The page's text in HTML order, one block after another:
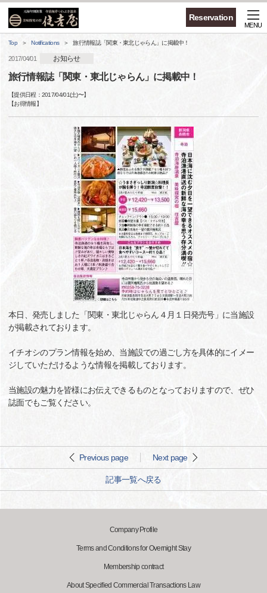
Reservation
MENU
Top Notifications 旅行情報誌「関東・東北じゃらん」に掲載中！
2017/04/01 お知らせ
旅行情報誌「関東・東北じゃらん」に掲載中！
【提供日程： 2017/04/01(土)〜】
【お得情報】
本日、発売しました「関東・東北じゃらん４月１日発売号」に当施設
が掲載されております。
イチオシのプラン情報を始め、当施設での過ごし方を具体的にイメー
ジしていただけるような情報を掲載しております。
当施設の魅力を皆様にお伝えできるものとなっておりますので、ぜひ
誌面でもご覧ください。
Previous page Next page
記事一覧へ戻る
Company Profile
Terms and Conditions for Overnight Stay
Membership contract
About Specified Commercial Transactions Law